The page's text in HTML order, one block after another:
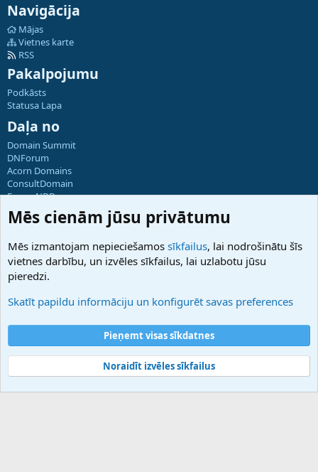
Navigācija
Mājas
Vietnes karte
RSS
Pakalpojumu
Podkāsts
Statusa Lapa
Daļa no
Domain Summit
DNForum
Acorn Domains
ConsultDomain
ForumNDD
Domainforum.ro
27.be
Hostmaria
Atbalsts
Palīdzība
Noteikumi un nosacījumi
Privātuma politika
Community platform by XenForo® © 2010-2025 XenForo Ltd.
Mēs cienām jūsu privātumu
Mēs izmantojam nepieciešamos sīkfailus, lai nodrošinātu šīs
vietnes darbību, un izvēles sīkfailus, lai uzlabotu jūsu
pieredzi.
Skatīt papildu informāciju un konfigurēt savas preferences
Pieņemt visas sīkdatnes
Noraidīt izvēles sīkfailus